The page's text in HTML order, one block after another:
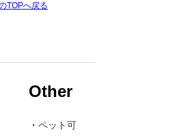
TOPへ戻る
Other
・ ペット可